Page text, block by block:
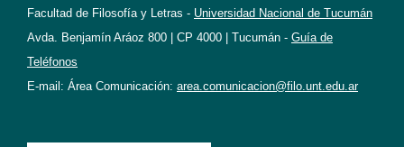
Facultad de Filosofía y Letras - Universidad Nacional de Tucumán
Avda. Benjamín Aráoz 800 | CP 4000 | Tucumán - Guía de
Teléfonos
E-mail: Área Comunicación: area.comunicacion@filo.unt.edu.ar